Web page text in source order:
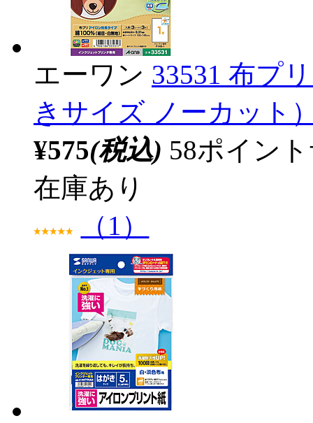
エーワン 33531 布プ
きサイズ ノーカット
¥575(税込) 58ポイン
在庫あり
（1）